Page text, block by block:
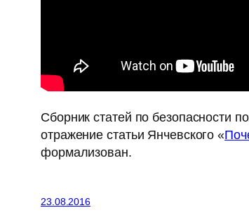
Сборник статей по безопасности
отражение статьи Янчевского «
формализован.
23.08.2016